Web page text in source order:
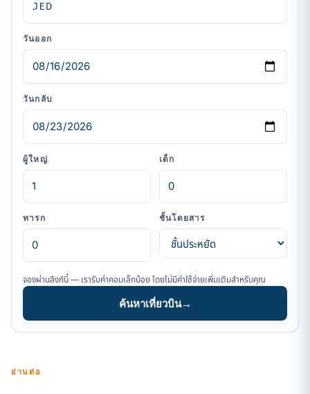
วันออก
วันกลับ
ผู้ใหญ่ เด็ก
ทารก ชั้นโดยสาร
จองผ่านลิงก์นี้ — เรารับค่าคอมเล็กน้อย โดยไม่มีค่าใช้จ่ายเพิ่มเติมสำหรับคุณ
ค้นหาเที่ยวบิน→
อ่านต่อ